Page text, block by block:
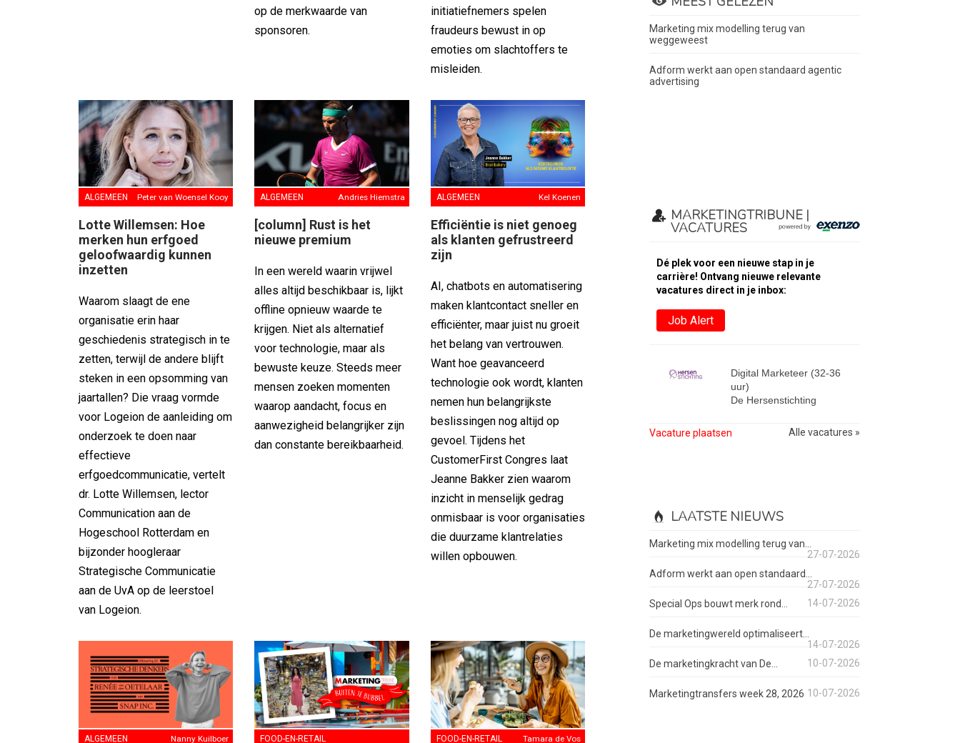
op de merkwaarde van
sponsoren.
initiatiefnemers spelen
fraudeurs bewust in op
emoties om slachtoffers te
misleiden.
ALGEMEEN Peter van Woensel Kooy
Lotte Willemsen: Hoe
merken hun erfgoed
geloofwaardig kunnen
inzetten
Waarom slaagt de ene
organisatie erin haar
geschiedenis strategisch in te
zetten, terwijl de andere blijft
steken in een opsomming van
jaartallen? Die vraag vormde
voor Logeion de aanleiding om
onderzoek te doen naar
effectieve
erfgoedcommunicatie, vertelt
dr. Lotte Willemsen, lector
Communication aan de
Hogeschool Rotterdam en
bijzonder hoogleraar
Strategische Communicatie
aan de UvA op de leerstoel
van Logeion.
ALGEMEEN Andries Hiemstra
[column] Rust is het
nieuwe premium
In een wereld waarin vrijwel
alles altijd beschikbaar is, lijkt
offline opnieuw waarde te
krijgen. Niet als alternatief
voor technologie, maar als
bewuste keuze. Steeds meer
mensen zoeken momenten
waarop aandacht, focus en
aanwezigheid belangrijker zijn
dan constante bereikbaarheid.
ALGEMEEN Kel Koenen
Efficiëntie is niet genoeg
als klanten gefrustreerd
zijn
AI, chatbots en automatisering
maken klantcontact sneller en
efficiënter, maar juist nu groeit
het belang van vertrouwen.
Want hoe geavanceerd
technologie ook wordt, klanten
nemen hun belangrijkste
beslissingen nog altijd op
gevoel. Tijdens het
CustomerFirst Congres laat
Jeanne Bakker zien waarom
inzicht in menselijk gedrag
onmisbaar is voor organisaties
die duurzame klantrelaties
willen opbouwen.
ALGEMEEN Nanny Kuilboer
FOOD-EN-RETAIL
FOOD-EN-RETAIL Tamara de Vos
Marketing mix modelling terug van
weggeweest
Adform werkt aan open standaard agentic
advertising
MARKETINGTRIBUNE |
VACATURES
Dé plek voor een nieuwe stap in je
carrière! Ontvang nieuwe relevante
vacatures direct in je inbox:
Job Alert
Digital Marketeer (32-36
uur)
De Hersenstichting
Vacature plaatsen Alle vacatures »
LAATSTE NIEUWS
Marketing mix modelling terug van...
27-07-2026
Adform werkt aan open standaard...
27-07-2026
Special Ops bouwt merk rond...
14-07-2026
De marketingwereld optimaliseert...
14-07-2026
De marketingkracht van De...
10-07-2026
Marketingtransfers week 28, 2026 10-07-2026